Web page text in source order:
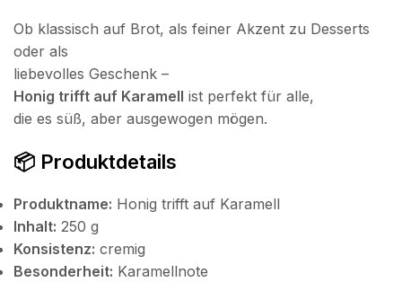
Ob klassisch auf Brot, als feiner Akzent zu Desserts
oder als
liebevolles Geschenk –
Honig trifft auf Karamell ist perfekt für alle,
die es süß, aber ausgewogen mögen.
📦 Produktdetails
Produktname: Honig trifft auf Karamell
Inhalt: 250 g
Konsistenz: cremig
Besonderheit: Karamellnote